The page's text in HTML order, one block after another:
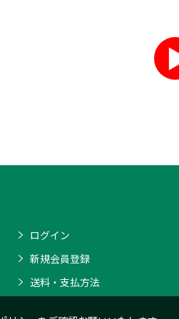
ログイン
新規会員登録
送料・支払方法